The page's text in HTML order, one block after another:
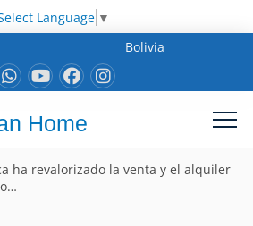
Language ▼
Bolivia
Home
ha revalorizado la venta y el alquiler